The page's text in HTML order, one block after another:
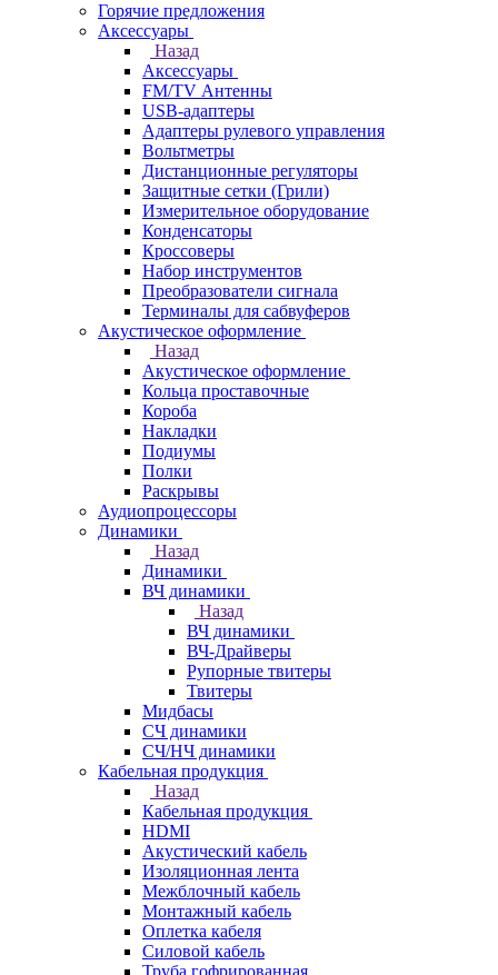
Горячие предложения
Аксессуары
Назад
Аксессуары
FM/TV Антенны
USB-адаптеры
Адаптеры рулевого управления
Вольтметры
Дистанционные регуляторы
Защитные сетки (Грили)
Измерительное оборудование
Конденсаторы
Кроссоверы
Набор инструментов
Преобразователи сигнала
Терминалы для сабвуферов
Акустическое оформление
Назад
Акустическое оформление
Кольца проставочные
Короба
Накладки
Подиумы
Полки
Раскрывы
Аудиопроцессоры
Динамики
Назад
Динамики
ВЧ динамики
Назад
ВЧ динамики
ВЧ-Драйверы
Рупорные твитеры
Твитеры
Мидбасы
СЧ динамики
СЧ/НЧ динамики
Кабельная продукция
Назад
Кабельная продукция
HDMI
Акустический кабель
Изоляционная лента
Межблочный кабель
Монтажный кабель
Оплетка кабеля
Силовой кабель
Труба гофрированная